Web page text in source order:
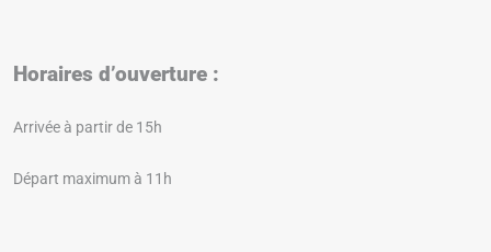
Horaires d’ouverture :
Arrivée à partir de 15h
Départ maximum à 11h